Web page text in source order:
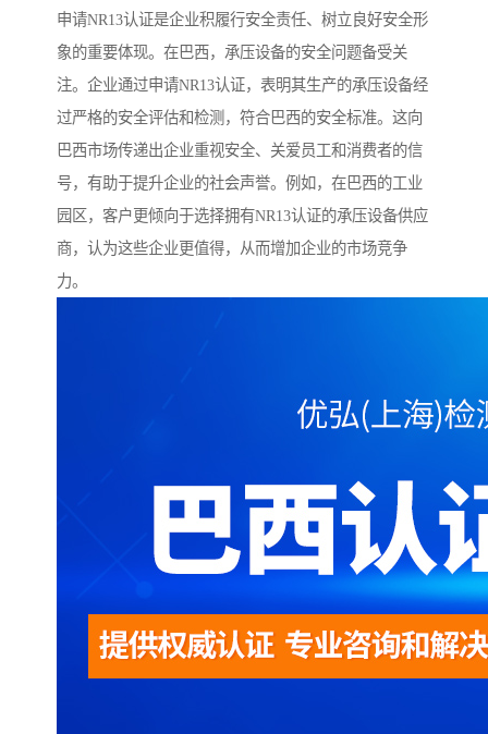
申请NR13认证是企业积履行安全责任、树立良好安全形
象的重要体现。在巴西，承压设备的安全问题备受关
注。企业通过申请NR13认证，表明其生产的承压设备经
过严格的安全评估和检测，符合巴西的安全标准。这向
巴西市场传递出企业重视安全、关爱员工和消费者的信
号，有助于提升企业的社会声誉。例如，在巴西的工业
园区，客户更倾向于选择拥有NR13认证的承压设备供应
商，认为这些企业更值得，从而增加企业的市场竞争
力。